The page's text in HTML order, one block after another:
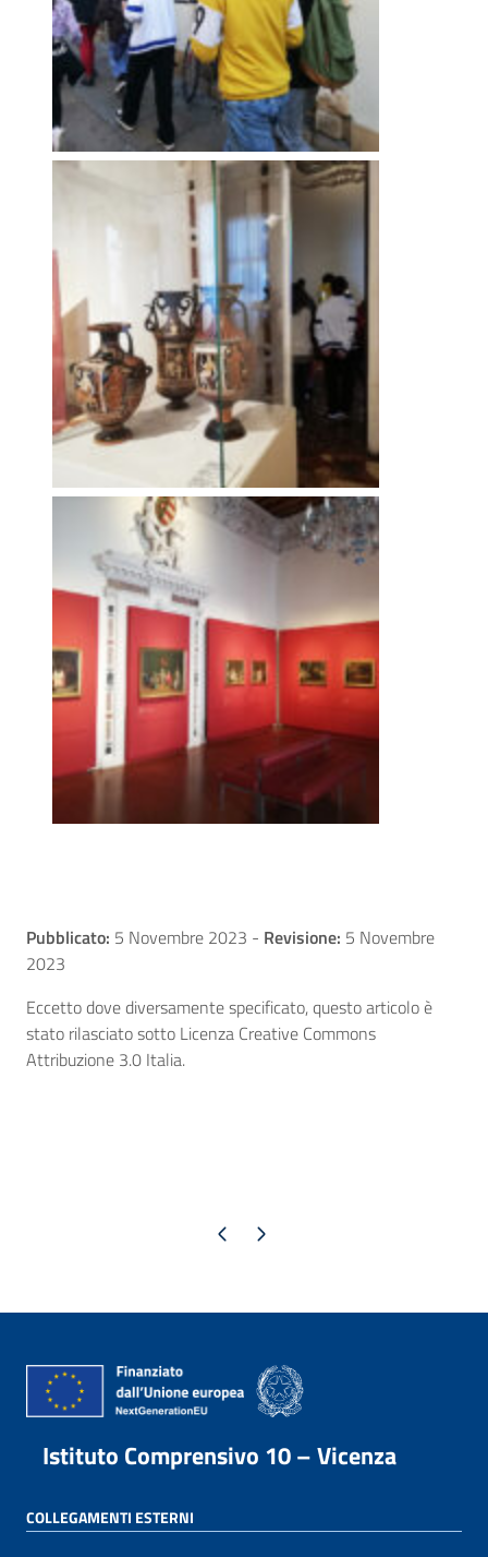
Pubblicato: 5 Novembre 2023 - Revisione: 5 Novembre
2023
Eccetto dove diversamente specificato, questo articolo è
stato rilasciato sotto Licenza Creative Commons
Attribuzione 3.0 Italia.
Pagina precedente
Pagina successiva
Istituto Comprensivo 10 – Vicenza
COLLEGAMENTI ESTERNI